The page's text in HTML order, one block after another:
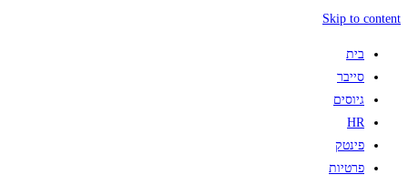
Skip to content
בית
סייבר
גיוסים
HR
פינטק
פרטיות